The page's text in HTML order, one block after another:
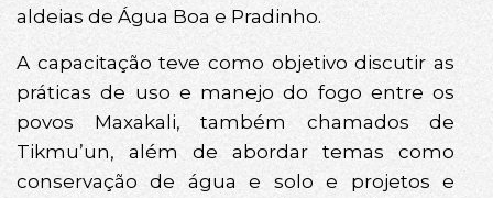
aldeias de Água Boa e Pradinho.
A capacitação teve como objetivo discutir as
práticas de uso e manejo do fogo entre os
povos Maxakali, também chamados de
Tikmu’un, além de abordar temas como
conservação de água e solo e projetos e